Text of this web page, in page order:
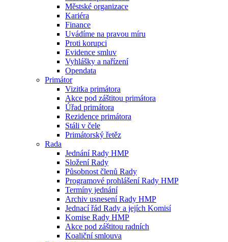
Městské organizace
Kariéra
Finance
Uvádíme na pravou míru
Proti korupci
Evidence smluv
Vyhlášky a nařízení
Opendata
Primátor
Vizitka primátora
Akce pod záštitou primátora
Úřad primátora
Rezidence primátora
Stáli v čele
Primátorský řetěz
Rada
Jednání Rady HMP
Složení Rady
Působnost členů Rady
Programové prohlášení Rady HMP
Termíny jednání
Archiv usnesení Rady HMP
Jednací řád Rady a jejích Komisí
Komise Rady HMP
Akce pod záštitou radních
Koaliční smlouva